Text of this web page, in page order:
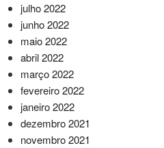
julho 2022
junho 2022
maio 2022
abril 2022
março 2022
fevereiro 2022
janeiro 2022
dezembro 2021
novembro 2021